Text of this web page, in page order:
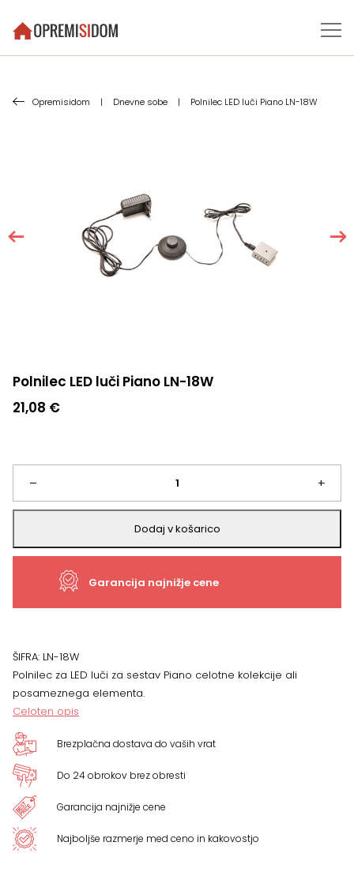
Opremisidom | Dnevne sobe | Polnilec LED luči Piano LN-18W
Polnilec LED luči Piano LN-18W
21,08 €
–
Polnilec
LED
luči
18W
+
Dodaj v košarico
Garancija najnižje cene
ŠIFRA: LN-18W
Polnilec za LED luči za sestav Piano celotne kolekcije ali
posameznega elementa.
Celoten opis
Brezplačna dostava do vaših vrat
Do 24 obrokov brez obresti
Garancija najnižje cene
Najboljše razmerje med ceno in kakovostjo